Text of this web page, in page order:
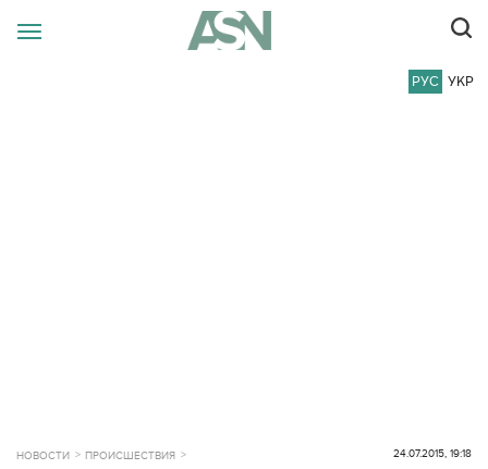
РУС УКР
НОВОСТИ ПРОИСШЕСТВИЯ 24.07.2015, 19:18